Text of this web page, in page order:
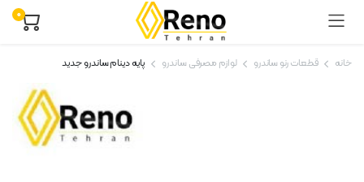
۰
خانه قطعات رنو ساندرو لوازم مصرفی ساندرو پایه دینام ساندرو جدید